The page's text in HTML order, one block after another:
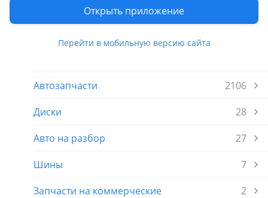
Открыть приложение
Перейти в мобильную версию сайта
Другие объявления продавца
шрот
Автозапчасти
2106
Диски
28
Авто на разбор
27
Шины
7
Запчасти на коммерческие
2